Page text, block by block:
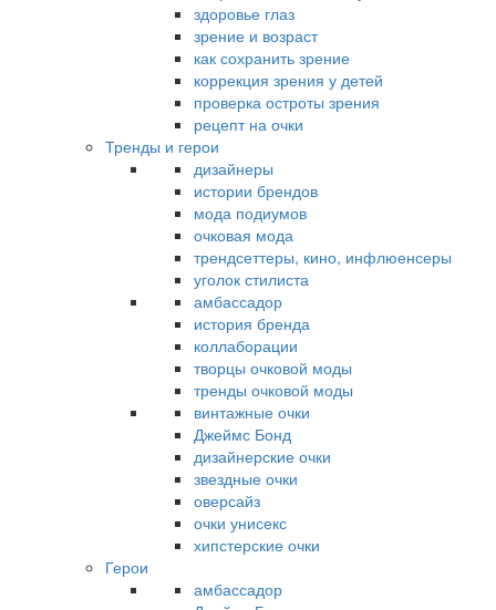
здоровье глаз
зрение и возраст
как сохранить зрение
коррекция зрения у детей
проверка остроты зрения
рецепт на очки
Тренды и герои
дизайнеры
истории брендов
мода подиумов
очковая мода
трендсеттеры, кино, инфлюенсеры
уголок стилиста
амбассадор
история бренда
коллаборации
творцы очковой моды
тренды очковой моды
винтажные очки
Джеймс Бонд
дизайнерские очки
звездные очки
оверсайз
очки унисекс
хипстерские очки
Герои
амбассадор